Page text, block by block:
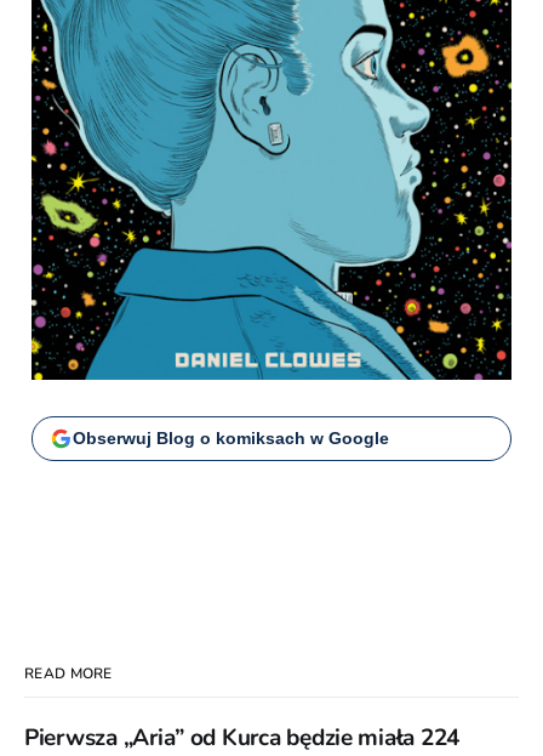
Obserwuj Blog o komiksach w Google
READ MORE
Pierwsza „Aria” od Kurca będzie miała 224